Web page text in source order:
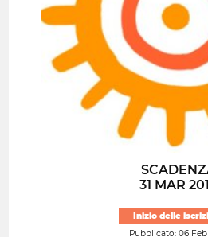
31 MAR
Inizio delle
Pubblicato: 06 Feb